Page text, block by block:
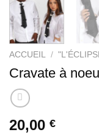
ACCUEIL /
Cravate à
20,00 €